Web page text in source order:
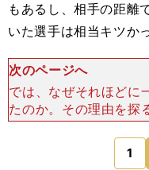
もあるし、相手の距離
いた選手は相当キツか
次のページへ
では、なぜそれほどに
たのか。その理由を探
谷口のコメントのな
ボクシングや柔道など
の距
1のページへ